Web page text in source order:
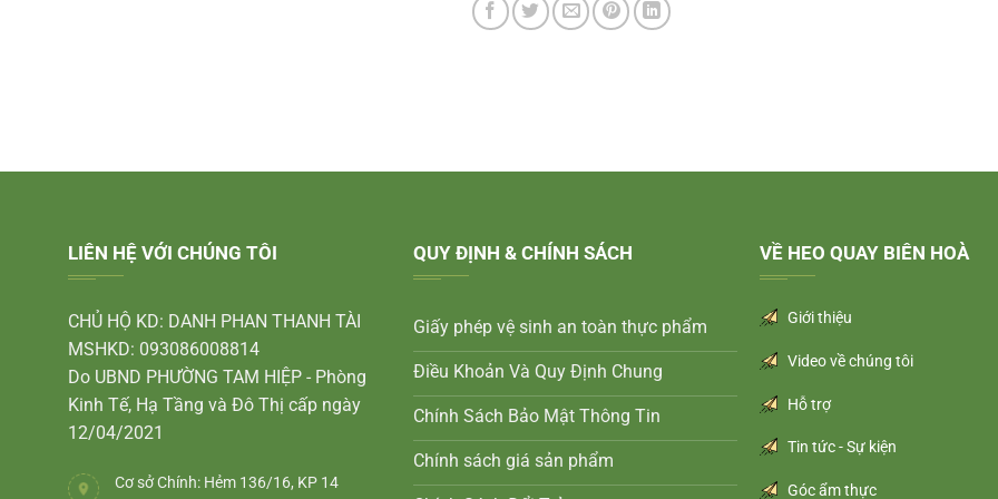
LIÊN HỆ VỚI CHÚNG TÔI
CHỦ HỘ KD: DANH PHAN THANH TÀI
MSHKD: 093086008814
Do UBND PHƯỜNG TAM HIỆP - Phòng
Kinh Tế, Hạ Tầng và Đô Thị cấp ngày
12/04/2021
Cơ sở Chính: Hẻm 136/16, KP 14
QUY ĐỊNH & CHÍNH SÁCH
Giấy phép vệ sinh an toàn thực phẩm
Điều Khoản Và Quy Định Chung
Chính Sách Bảo Mật Thông Tin
Chính sách giá sản phẩm
VỀ HEO QUAY BIÊN HOÀ
Giới thiệu
Video về chúng tôi
Hỗ trợ
Tin tức - Sự kiện
Góc ẩm thực